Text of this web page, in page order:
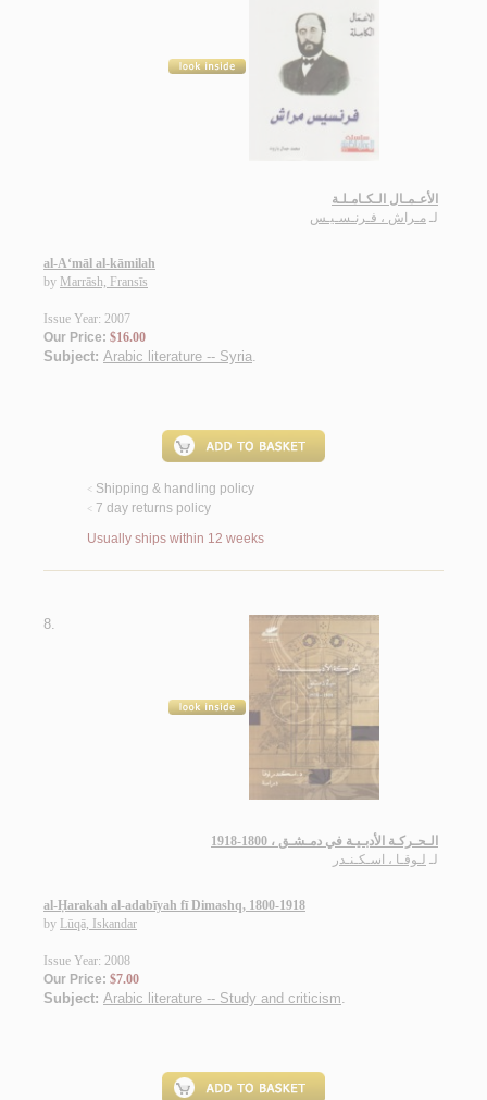
الأعـمـال الـكـامـلـة
لـ مـراش ، فـرنـسـيـس
al-A‘māl al-kāmilah
by Marrāsh, Fransīs
Issue Year: 2007
Our Price: $16.00
Subject: Arabic literature -- Syria.
< Shipping & handling policy
< 7 day returns policy
Usually ships within 12 weeks
8.
الـحـركـة الأدبـيـة في دمـشـق ، 1800-1918
لـ لـوقـا ، اسـكـنـدر
al-Ḥarakah al-adabīyah fī Dimashq, 1800-1918
by Lūqā, Iskandar
Issue Year: 2008
Our Price: $7.00
Subject: Arabic literature -- Study and criticism.